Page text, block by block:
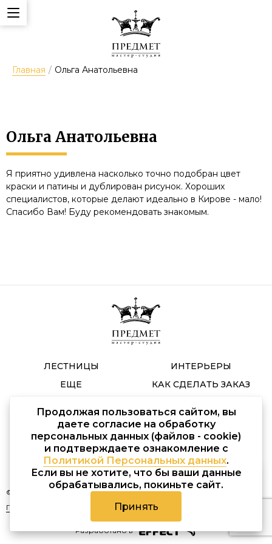
Главная / Ольга Анатольевна
Ольга Анатольевна
Я приятно удивлена насколько точно подобран цвет
краски и патины и дублирован рисунок. Хороших
специалистов, которые делают идеально в Кирове - мало!
Спасибо Вам! Буду рекомендовать знакомым.
ЛЕСТНИЦЫ
ИНТЕРЬЕРЫ
ЕЩЕ
КАК СДЕЛАТЬ ЗАКАЗ
Заказать звонок
© Мастер студия Предмет 2020 – 2021. Все права защищены.
Политика персональных данных
Разработано в
Продолжая пользоваться сайтом, вы
даете согласие на обработку
персональных данных (файлов - cookie)
и подтверждаете ознакомление с
Политикой Персональных данных.
Если вы не хотите, что бы ваши данные
обрабатывались, покиньте сайт.
Принять